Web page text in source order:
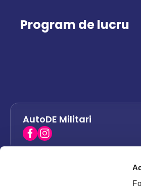
Program de lucru
AutoDE Militari